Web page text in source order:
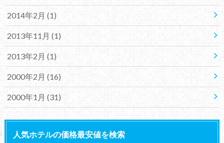
2014年2月 (1)
2013年11月 (1)
2013年2月 (1)
2000年2月 (16)
2000年1月 (31)
人気ホテルの価格最安値を検索